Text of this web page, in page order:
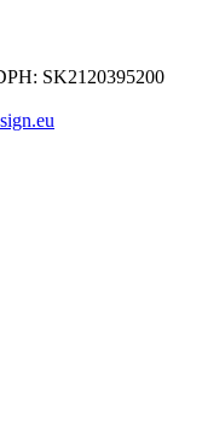
SK2120395200